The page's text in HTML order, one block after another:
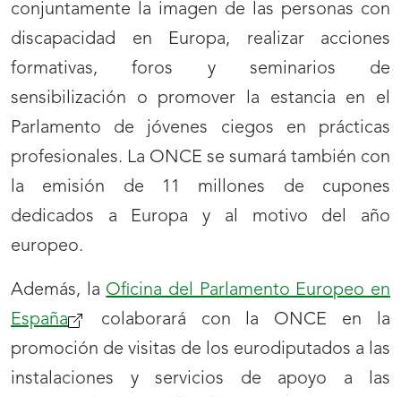
conjuntamente la imagen de las personas con
discapacidad en Europa, realizar acciones
formativas, foros y seminarios de
sensibilización o promover la estancia en el
Parlamento de jóvenes ciegos en prácticas
profesionales. La ONCE se sumará también con
la emisión de 11 millones de cupones
dedicados a Europa y al motivo del año
europeo.
Además, la Oficina del Parlamento Europeo en
España
colaborará con la ONCE en la
promoción de visitas de los eurodiputados a las
instalaciones y servicios de apoyo a las